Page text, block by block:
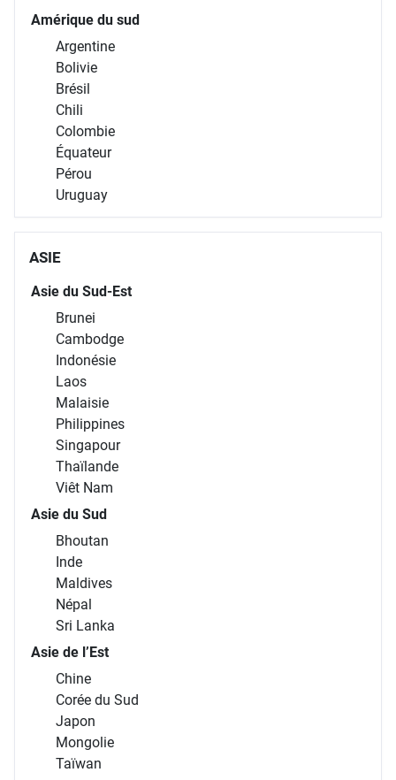
Amérique du sud
Argentine
Bolivie
Brésil
Chili
Colombie
Équateur
Pérou
Uruguay
ASIE
Asie du Sud-Est
Brunei
Cambodge
Indonésie
Laos
Malaisie
Philippines
Singapour
Thaïlande
Viêt Nam
Asie du Sud
Bhoutan
Inde
Maldives
Népal
Sri Lanka
Asie de l’Est
Chine
Corée du Sud
Japon
Mongolie
Taïwan